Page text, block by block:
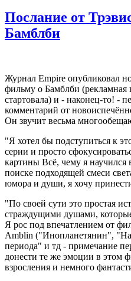
Послание от
Бамблби
Журнал Empire опубликовал
фильму о Бамблби
стартовала) и - наконец-то! -
комментарий от
Он звучит весьма
"Я хотел бы подступиться к
серии и просто
картины Всё, чему я
поиске подходящей смеси
юмора и души, я хочу
"По своей сути это простая
страждущими душами,
Я рос под впечатлением от
Amblin ("Инопланетянин",
периода" и тд - примечание
донести те же эмоции в этом
взросления и немного